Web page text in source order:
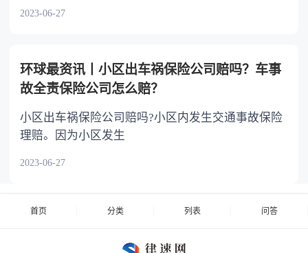
2023-06-27
环球最资讯丨小区出车祸保险公司赔吗？车事
故全责保险公司怎么赔？
小区出车祸保险公司赔吗?小区内发生交通事故保险
理赔。因为小区发生
2023-06-27
首页 分类 列表 问答